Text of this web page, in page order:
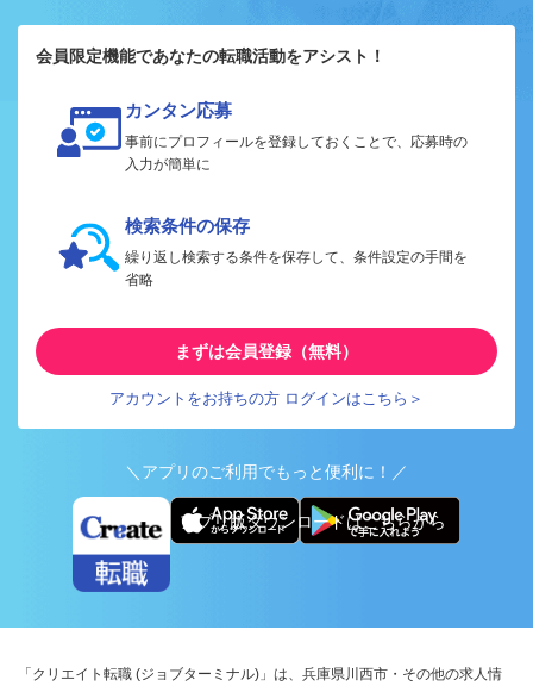
会員限定機能であなたの転職活動をアシスト！
カンタン応募
事前にプロフィールを登録しておくことで、応募時の
入力が簡単に
検索条件の保存
繰り返し検索する条件を保存して、条件設定の手間を
省略
まずは会員登録（無料）
アカウントをお持ちの方 ログインはこちら＞
＼アプリのご利用でもっと便利に！／
アプリ版ダウンロードはこちらから
「クリエイト転職 (ジョブターミナル)」は、兵庫県川西市・その他の求人情